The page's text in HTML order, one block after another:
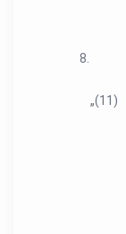
8.
„(11)